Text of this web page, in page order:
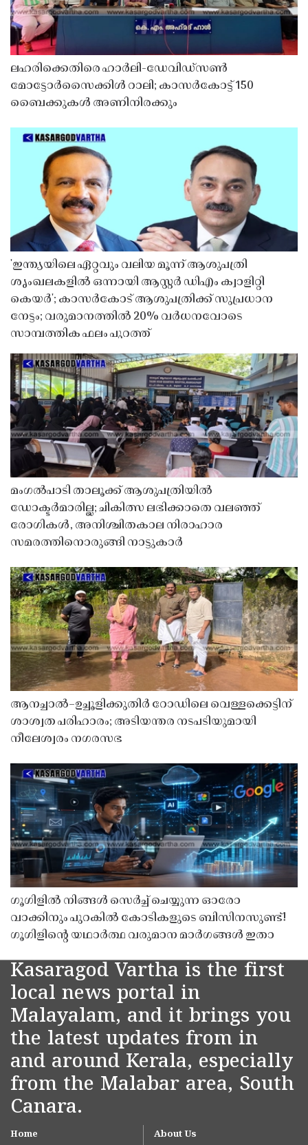
ലഹരിക്കെതിരെ ഹാർലി-ഡേവിഡ്‌സൺ
മോട്ടോർസൈക്കിൾ റാലി; കാസർകോട്ട് 150
ബൈക്കുകൾ അണിനിരക്കും
'ഇന്ത്യയിലെ ഏറ്റവും വലിയ മൂന്ന് ആശുപത്രി
ശൃംഖലകളിൽ ഒന്നായി ആസ്റ്റർ ഡിഎം ക്വാളിറ്റി
കെയർ'; കാസർകോട് ആശുപത്രിക്ക് സുപ്രധാന
നേട്ടം; വരുമാനത്തിൽ 20% വർധനവോടെ
സാമ്പത്തിക ഫലം പുറത്ത്
മംഗൽപാടി താലൂക്ക് ആശുപത്രിയിൽ
ഡോക്ടർമാരില്ല; ചികിത്സ ലഭിക്കാതെ വലഞ്ഞ്
രോഗികൾ, അനിശ്ചിതകാല നിരാഹാര
സമരത്തിനൊരുങ്ങി നാട്ടുകാർ
ആനച്ചാൽ–ഉച്ചൂളിക്കുതിർ റോഡിലെ വെള്ളക്കെട്ടിന്
ശാശ്വത പരിഹാരം; അടിയന്തര നടപടിയുമായി
നീലേശ്വരം നഗരസഭ
ഗൂഗിളിൽ നിങ്ങൾ സെർച്ച് ചെയ്യുന്ന ഓരോ
വാക്കിനും പുറകിൽ കോടികളുടെ ബിസിനസുണ്ട്!
ഗൂഗിളിന്റെ യഥാർത്ഥ വരുമാന മാർഗങ്ങൾ ഇതാ
Kasaragod Vartha is the first
local news portal in
Malayalam, and it brings you
the latest updates from in
and around Kerala, especially
from the Malabar area, South
Canara.
Home About Us